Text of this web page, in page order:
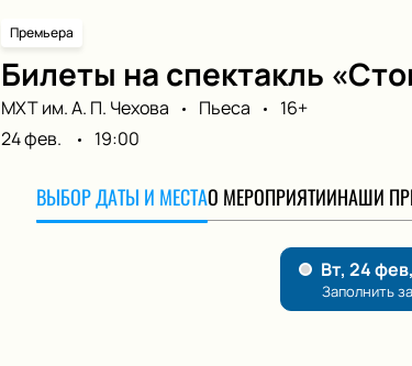
Премьера
Билеты на спектакль
МХТ им. А. П. Чехова Пьеса
16+
24 фев.
19:00
ВЫБОР ДАТЫ И МЕСТАО МЕРОПРИЯТИИНАШИ